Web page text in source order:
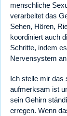
menschliche
verarbeitet das
Sehen, Hören,
koordiniert auch
Schritte, indem
Nervensystem
Ich stelle mir das
aufmerksam ist
sein Gehirn
erregen. Wenn